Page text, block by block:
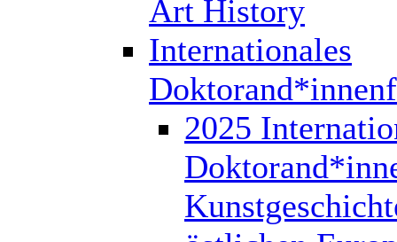
Art History
Internationales
2025